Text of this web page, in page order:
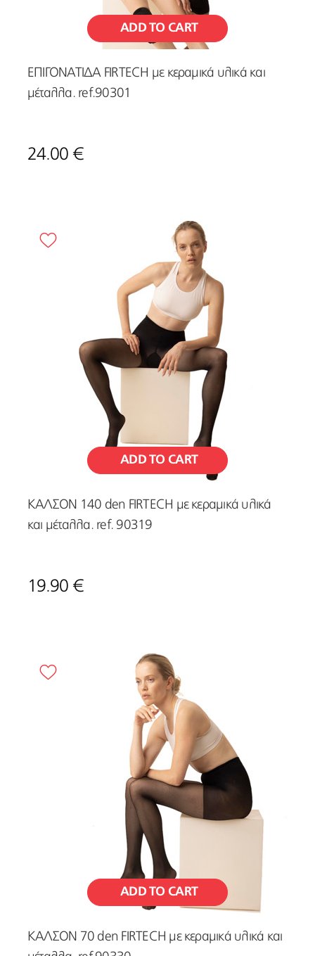
ADD TO CART
ΕΠΙΓΟΝΑΤΙΔΑ FIRTECH με κεραμικά υλικά και
μέταλλα. ref.90301
24.00 €
ADD TO CART
ΚΑΛΣΟΝ 140 den FIRTECH με κεραμικά υλικά
και μέταλλα. ref. 90319
19.90 €
ADD TO CART
ΚΑΛΣΟΝ 70 den FIRTECH με κεραμικά υλικά και